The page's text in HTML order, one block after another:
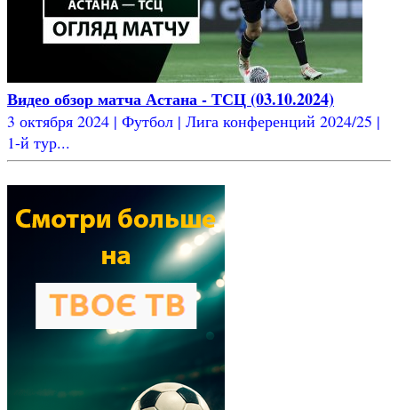
Видео обзор матча Астана - ТСЦ (03.10.2024)
3 октября 2024 | Футбол | Лига конференций 2024/25 |
1-й тур...